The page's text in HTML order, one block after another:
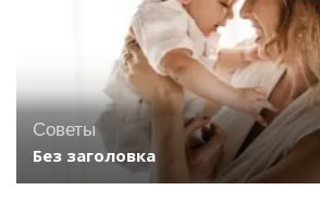
Советы
Без заголовка